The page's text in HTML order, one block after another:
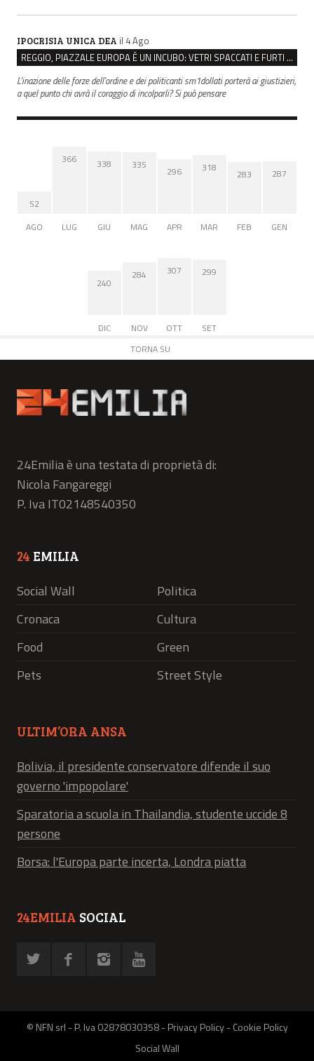
IPOCRISIA UNICA DEA il 4 Ago
REGGIO, PIAZZALE EUROPA È UN INCUBO: VETRI SPACCATI E FURTI SULLE AUTO IN SOSTA
L'inazione delle forze dell'ordine e dei politicanti sm1dollati porterà ai giustizieri,
a quel punto chi avrà il coraggio di incolparli? Si può pensare
52
AGO
366
LUG
338
GIU
335
MAG
296
APR
318
MAR
283
FEB
287
GEN
240
DIC
284
NOV
307
OTT
299
SET
TORNA SU
24Emilia è una testata di proprietà di:
Nicola Fangareggi
P. Iva IT02148540350
24 EMILIA
Social Wall
Politica
Cronaca
Cultura
Food
Green
Pets
Street Style
ULTIM’ORA ANSA
Bolivia, il presidente conservatore difende il suo
governo 'impopolare'
Sparatoria a scuola in Thailandia, studente uccide 8
persone
Borsa: l'Europa parte incerta, Londra piatta
24EMILIA SOCIAL
© NFN srl - P. Iva 02878030358 -Privacy Policy-Cookie Policy
Social Wall